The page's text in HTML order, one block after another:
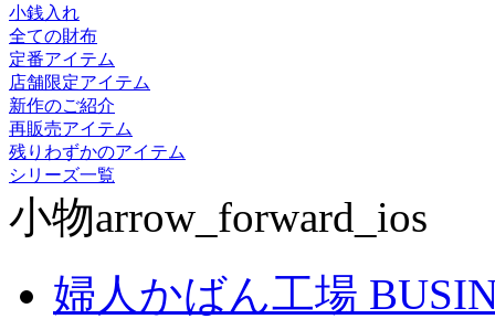
小銭入れ
全ての財布
定番アイテム
店舗限定アイテム
新作のご紹介
再販売アイテム
残りわずかのアイテム
シリーズ一覧
小物arrow_forward_ios
婦人かばん工場